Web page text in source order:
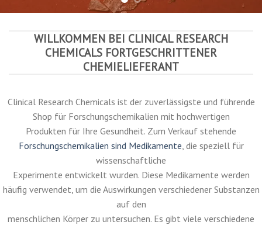
SHOP NOW
B
u
y
C
a
r
f
e
n
t
a
n
i
l
O
n
l
i
n
e
|
B
u
y
A
lp
ra
z
o
la
m
|
3
C
M
C
C
r
y
s
t
a
l
s
F
o
r
S
a
l
e
WILLKOMMEN BEI CLINICAL RESEARCH
CHEMICALS FORTGESCHRITTENER
CHEMIELIEFERANT
Clinical Research Chemicals ist der zuverlässigste und führende